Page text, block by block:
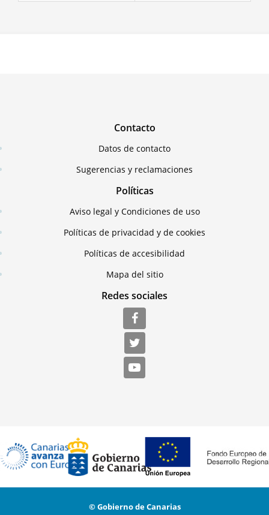
Contacto
Datos de contacto
Sugerencias y reclamaciones
Políticas
Aviso legal y Condiciones de uso
Políticas de privacidad y de cookies
Políticas de accesibilidad
Mapa del sitio
Redes sociales
© Gobierno de Canarias